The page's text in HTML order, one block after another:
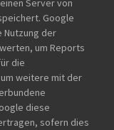
Server von
Google
Nutzung der
um Reports
die
weitere mit der
diese
sofern dies